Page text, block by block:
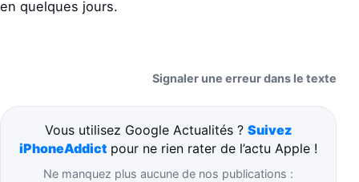
en quelques jours.
Signaler une erreur dans le texte
Vous utilisez Google Actualités ? Suivez
iPhoneAddict pour ne rien rater de l’actu Apple !
Ne manquez plus aucune de nos publications :